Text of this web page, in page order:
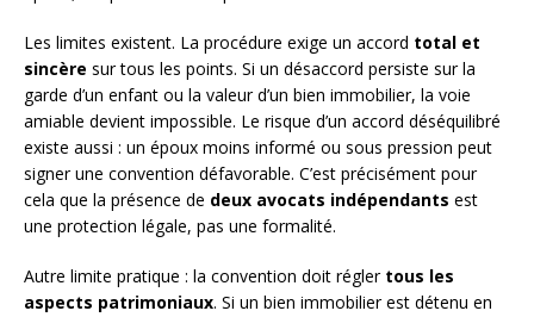
Les limites existent. La procédure exige un accord total et
sincère sur tous les points. Si un désaccord persiste sur la
garde d’un enfant ou la valeur d’un bien immobilier, la voie
amiable devient impossible. Le risque d’un accord déséquilibré
existe aussi : un époux moins informé ou sous pression peut
signer une convention défavorable. C’est précisément pour
cela que la présence de deux avocats indépendants est
une protection légale, pas une formalité.
Autre limite pratique : la convention doit régler tous les
aspects patrimoniaux. Si un bien immobilier est détenu en